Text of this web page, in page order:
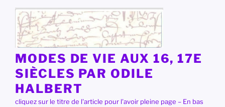
contenu
principal
MODES DE VIE AUX 16, 17E
SIÈCLES PAR ODILE
HALBERT
cliquez sur le titre de l'article pour l'avoir pleine page – En bas